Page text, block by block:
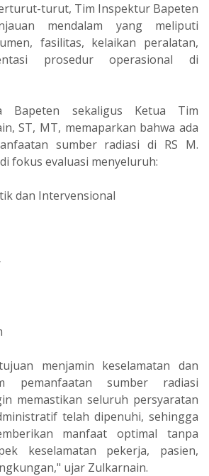
turut, Tim Inspektur Bapeten
mendalam yang meliputi
fasilitas, kelaikan peralatan,
prosedur operasional di
Bapeten sekaligus Ketua Tim
ST, MT, memaparkan bahwa ada
sumber radiasi di RS M.
fokus evaluasi menyeluruh:
dan Intervensional
menjamin keselamatan dan
pemanfaatan sumber radiasi
memastikan seluruh persyaratan
telah dipenuhi, sehingga
manfaat optimal tanpa
keselamatan pekerja, pasien,
ujar Zulkarnain.